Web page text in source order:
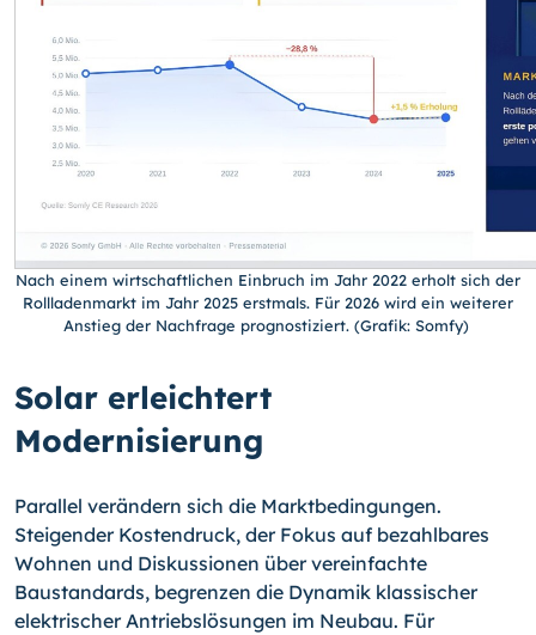
Nach einem wirtschaftlichen Einbruch im Jahr 2022 erholt sich der
Rollladenmarkt im Jahr 2025 erstmals. Für 2026 wird ein weiterer
Anstieg der Nachfrage prognostiziert. (Grafik: Somfy)
Solar erleichtert
Modernisierung
Parallel verändern sich die Marktbedingungen.
Steigender Kostendruck, der Fokus auf bezahlbares
Wohnen und Diskussionen über vereinfachte
Baustandards, begrenzen die Dynamik klassischer
elektrischer Antriebslösungen im Neubau. Für